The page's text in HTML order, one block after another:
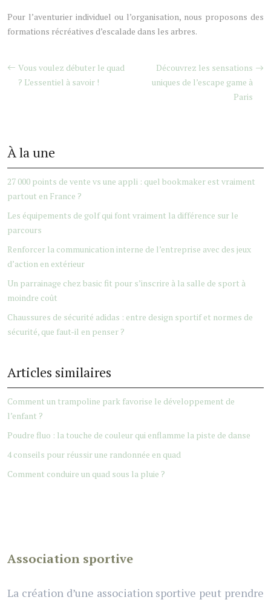
Pour l’aventurier individuel ou l’organisation, nous proposons des
formations récréatives d’escalade dans les arbres.
Vous voulez débuter le quad
? L’essentiel à savoir !
Découvrez les sensations
uniques de l’escape game à
Paris
À la une
27 000 points de vente vs une appli : quel bookmaker est vraiment
partout en France ?
Les équipements de golf qui font vraiment la différence sur le
parcours
Renforcer la communication interne de l’entreprise avec des jeux
d’action en extérieur
Un parrainage chez basic fit pour s’inscrire à la salle de sport à
moindre coût
Chaussures de sécurité adidas : entre design sportif et normes de
sécurité, que faut-il en penser ?
Articles similaires
Comment un trampoline park favorise le développement de
l’enfant ?
Poudre fluo : la touche de couleur qui enflamme la piste de danse
4 conseils pour réussir une randonnée en quad
Comment conduire un quad sous la pluie ?
Association sportive
La création d’une association sportive peut prendre